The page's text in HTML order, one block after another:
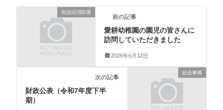
気仙沼消防署
前の記事
愛耕幼稚園の園児の皆さんに
訪問していただきました
2026年6月12日
組合事務
次の記事
財政公表（令和7年度下半
期）